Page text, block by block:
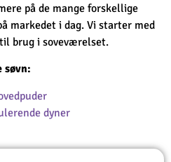
på de mange forskellige
markedet i dag. Vi starter med
brug i soveværelset.
søvn:
dyner